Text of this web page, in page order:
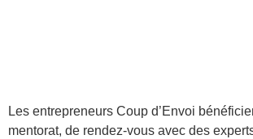
Les entrepreneurs Coup d’Envoi
mentorat, de rendez-vous avec des